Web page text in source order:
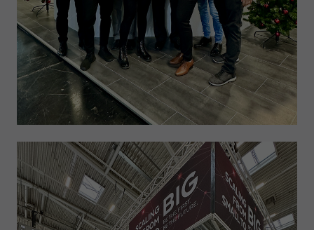
Anbieter Google LLC
Laufzeit 1 Tag
Zweck
Wird von Google Analytics verwendet, um die
Anforderungsrate einzuschränken
Anbieter Google LLC
Laufzeit 1 Tag
Registriert eine eindeutige ID, die verwendet wird,